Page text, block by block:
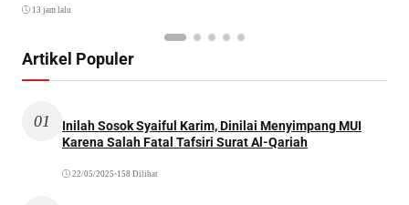
13 jam lalu
Artikel Populer
01
Inilah Sosok Syaiful Karim, Dinilai Menyimpang MUI
Karena Salah Fatal Tafsiri Surat Al-Qariah
22/05/2025 •158 Dilihat